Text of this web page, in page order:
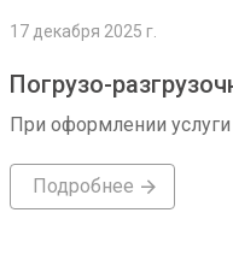
17 декабря 2025 г.
Погрузо-
При оформлении услуги
Подробнее